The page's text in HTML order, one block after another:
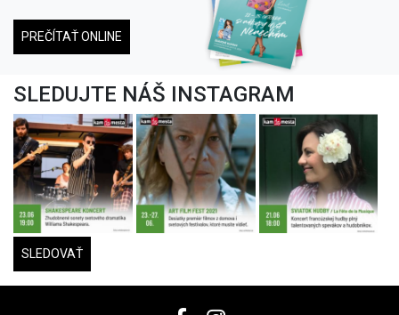
PREČÍTAŤ ONLINE
SLEDUJTE NÁŠ INSTAGRAM
SLEDOVAŤ